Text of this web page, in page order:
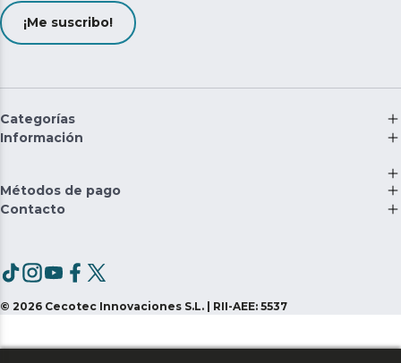
¡Me suscribo!
Categorías
Información
Métodos de pago
Contacto
© 2026 Cecotec Innovaciones S.L. | RII-AEE: 5537